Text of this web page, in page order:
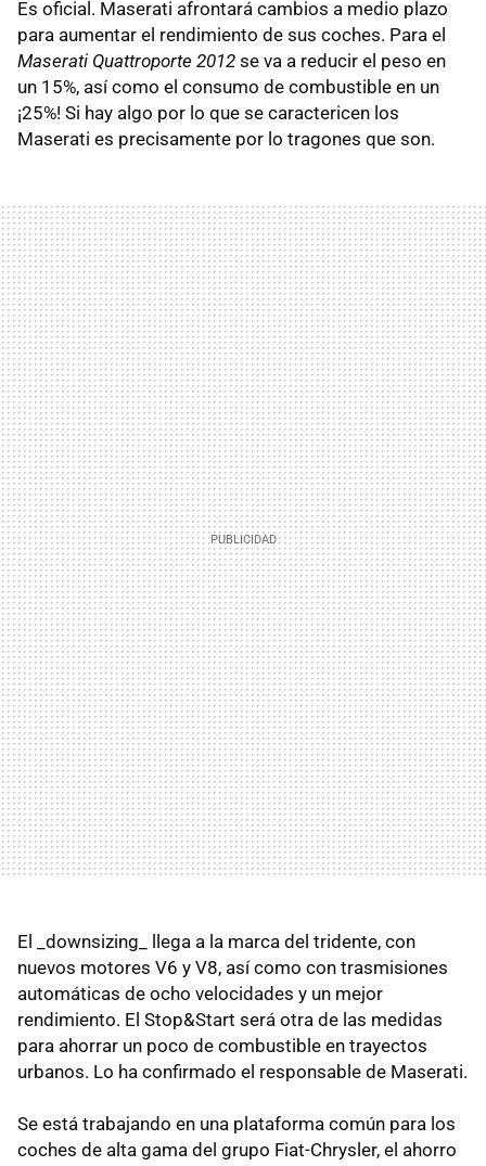
Es oficial. Maserati afrontará cambios a medio plazo
para aumentar el rendimiento de sus coches. Para el
Maserati Quattroporte 2012 se va a reducir el peso en
un 15%, así como el consumo de combustible en un
¡25%! Si hay algo por lo que se caractericen los
Maserati es precisamente por lo tragones que son.
El _downsizing_ llega a la marca del tridente, con
nuevos motores V6 y V8, así como con trasmisiones
automáticas de ocho velocidades y un mejor
rendimiento. El Stop&Start será otra de las medidas
para ahorrar un poco de combustible en trayectos
urbanos. Lo ha confirmado el responsable de Maserati.
Se está trabajando en una plataforma común para los
coches de alta gama del grupo Fiat-Chrysler, el ahorro